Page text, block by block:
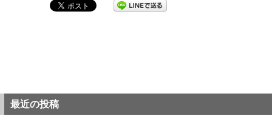
最近の投稿